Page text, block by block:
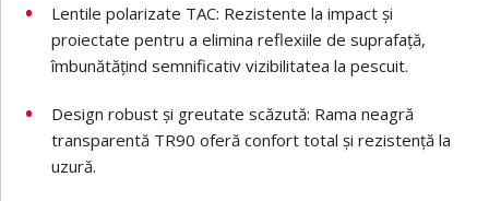
Lentile polarizate TAC: Rezistente la impact și
proiectate pentru a elimina reflexiile de suprafață,
îmbunătățind semnificativ vizibilitatea la pescuit.
Design robust și greutate scăzută: Rama neagră
transparentă TR90 oferă confort total și rezistență la
uzură.